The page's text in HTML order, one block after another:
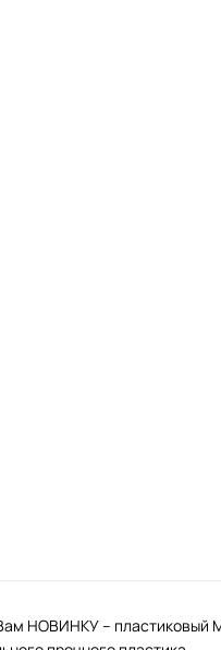
НОВИНКУ – пластиковый